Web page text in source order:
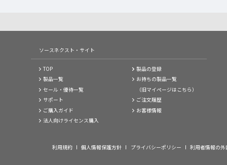
ソースネクスト・サイト
TOP
製品一覧
セール・優待一覧
サポート
ご購入ガイド
法人向けライセンス購入
製品の登録
お持ちの製品一覧
（旧マイページはこちら）
ご注文履歴
お客様情報
利用規約 個人情報保護方針 プライバシーポリシー 利用者情報の